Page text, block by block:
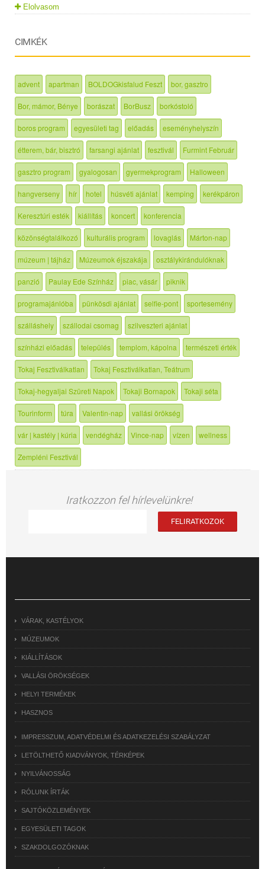
Elolvasom
CIMKÉK
advent apartman BOLDOGkisfalud Feszt bor, gasztro
Bor, mámor, Bénye borászat BorBusz borkóstoló
boros program egyesületi tag előadás eseményhelyszín
étterem, bár, bisztró farsangi ajánlat fesztivál Furmint Február
gasztro program gyalogosan gyermekprogram Halloween
hangverseny hír hotel húsvéti ajánlat kemping kerékpáron
Keresztúri esték kiállítás koncert konferencia
közönségtalálkozó kulturális program lovaglás Márton-nap
múzeum | tájház Múzeumok éjszakája osztálykirándulóknak
panzió Paulay Ede Színház piac, vásár piknik
programajánlóba pünkösdi ajánlat selfie-pont sportesemény
szálláshely szállodai csomag szilveszteri ajánlat
színházi előadás település templom, kápolna természeti érték
Tokaj Fesztiválkatlan Tokaj Fesztiválkatlan, Teátrum
Tokaj-hegyaljai Szüreti Napok Tokaji Bornapok Tokaji séta
Tourinform túra Valentin-nap vallási örökség
vár | kastély | kúria vendégház Vince-nap vízen wellness
Zempléni Fesztivál
Iratkozzon fel hírlevelünkre!
VÁRAK, KASTÉLYOK
MÚZEUMOK
KIÁLLÍTÁSOK
VALLÁSI ÖRÖKSÉGEK
HELYI TERMÉKEK
HASZNOS
IMPRESSZUM, ADATVÉDELMI ÉS ADATKEZELÉSI SZABÁLYZAT
LETÖLTHETŐ KIADVÁNYOK, TÉRKÉPEK
NYILVÁNOSSÁG
RÓLUNK ÍRTÁK
SAJTÓKÖZLEMÉNYEK
EGYESÜLETI TAGOK
SZAKDOLGOZÓKNAK